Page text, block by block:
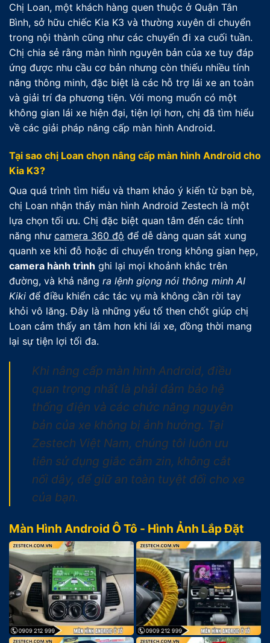
Chị Loan, một khách hàng quen thuộc ở Quận Tân
Bình, sở hữu chiếc Kia K3 và thường xuyên di chuyển
trong nội thành cũng như các chuyến đi xa cuối tuần.
Chị chia sẻ rằng màn hình nguyên bản của xe tuy đáp
ứng được nhu cầu cơ bản nhưng còn thiếu nhiều tính
năng thông minh, đặc biệt là các hỗ trợ lái xe an toàn
và giải trí đa phương tiện. Với mong muốn có một
không gian lái xe hiện đại, tiện lợi hơn, chị đã tìm hiểu
về các giải pháp nâng cấp màn hình Android.
Tại sao chị Loan chọn nâng cấp màn hình Android cho
Kia K3?
Qua quá trình tìm hiểu và tham khảo ý kiến từ bạn bè,
chị Loan nhận thấy màn hình Android Zestech là một
lựa chọn tối ưu. Chị đặc biệt quan tâm đến các tính
năng như camera 360 độ để dễ dàng quan sát xung
quanh xe khi đỗ hoặc di chuyển trong không gian hẹp,
camera hành trình ghi lại mọi khoảnh khắc trên
đường, và khả năng ra lệnh giọng nói thông minh AI
Kiki để điều khiển các tác vụ mà không cần rời tay
khỏi vô lăng. Đây là những yếu tố then chốt giúp chị
Loan cảm thấy an tâm hơn khi lái xe, đồng thời mang
lại sự tiện lợi tối đa.
Khi nâng cấp màn hình Android, điều
quan trọng nhất là phải đảm bảo hệ
thống điện và các chức năng nguyên
bản của xe không bị ảnh hưởng. Tại
Zestech Việt Nam, chúng tôi luôn ưu
tiên sử dụng giắc cắm zin, không cắt
nối dây, để giữ an toàn tuyệt đối cho xe
của bạn.
Màn Hình Android Ô Tô - Hình Ảnh Lắp Đặt